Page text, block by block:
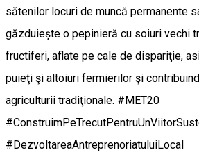
sătenilor locuri de muncă permanente
găzduiește o pepinieră cu soiuri vechi
fructiferi, aflate pe cale de dispariţie,
puieţi şi altoiuri fermierilor şi
agriculturii tradiţionale. #MET20
#DezvoltareaAntreprenoriatuluiLocal